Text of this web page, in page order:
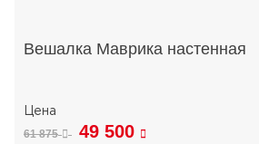
Вешалка Маврика настенная
61 875 49 500